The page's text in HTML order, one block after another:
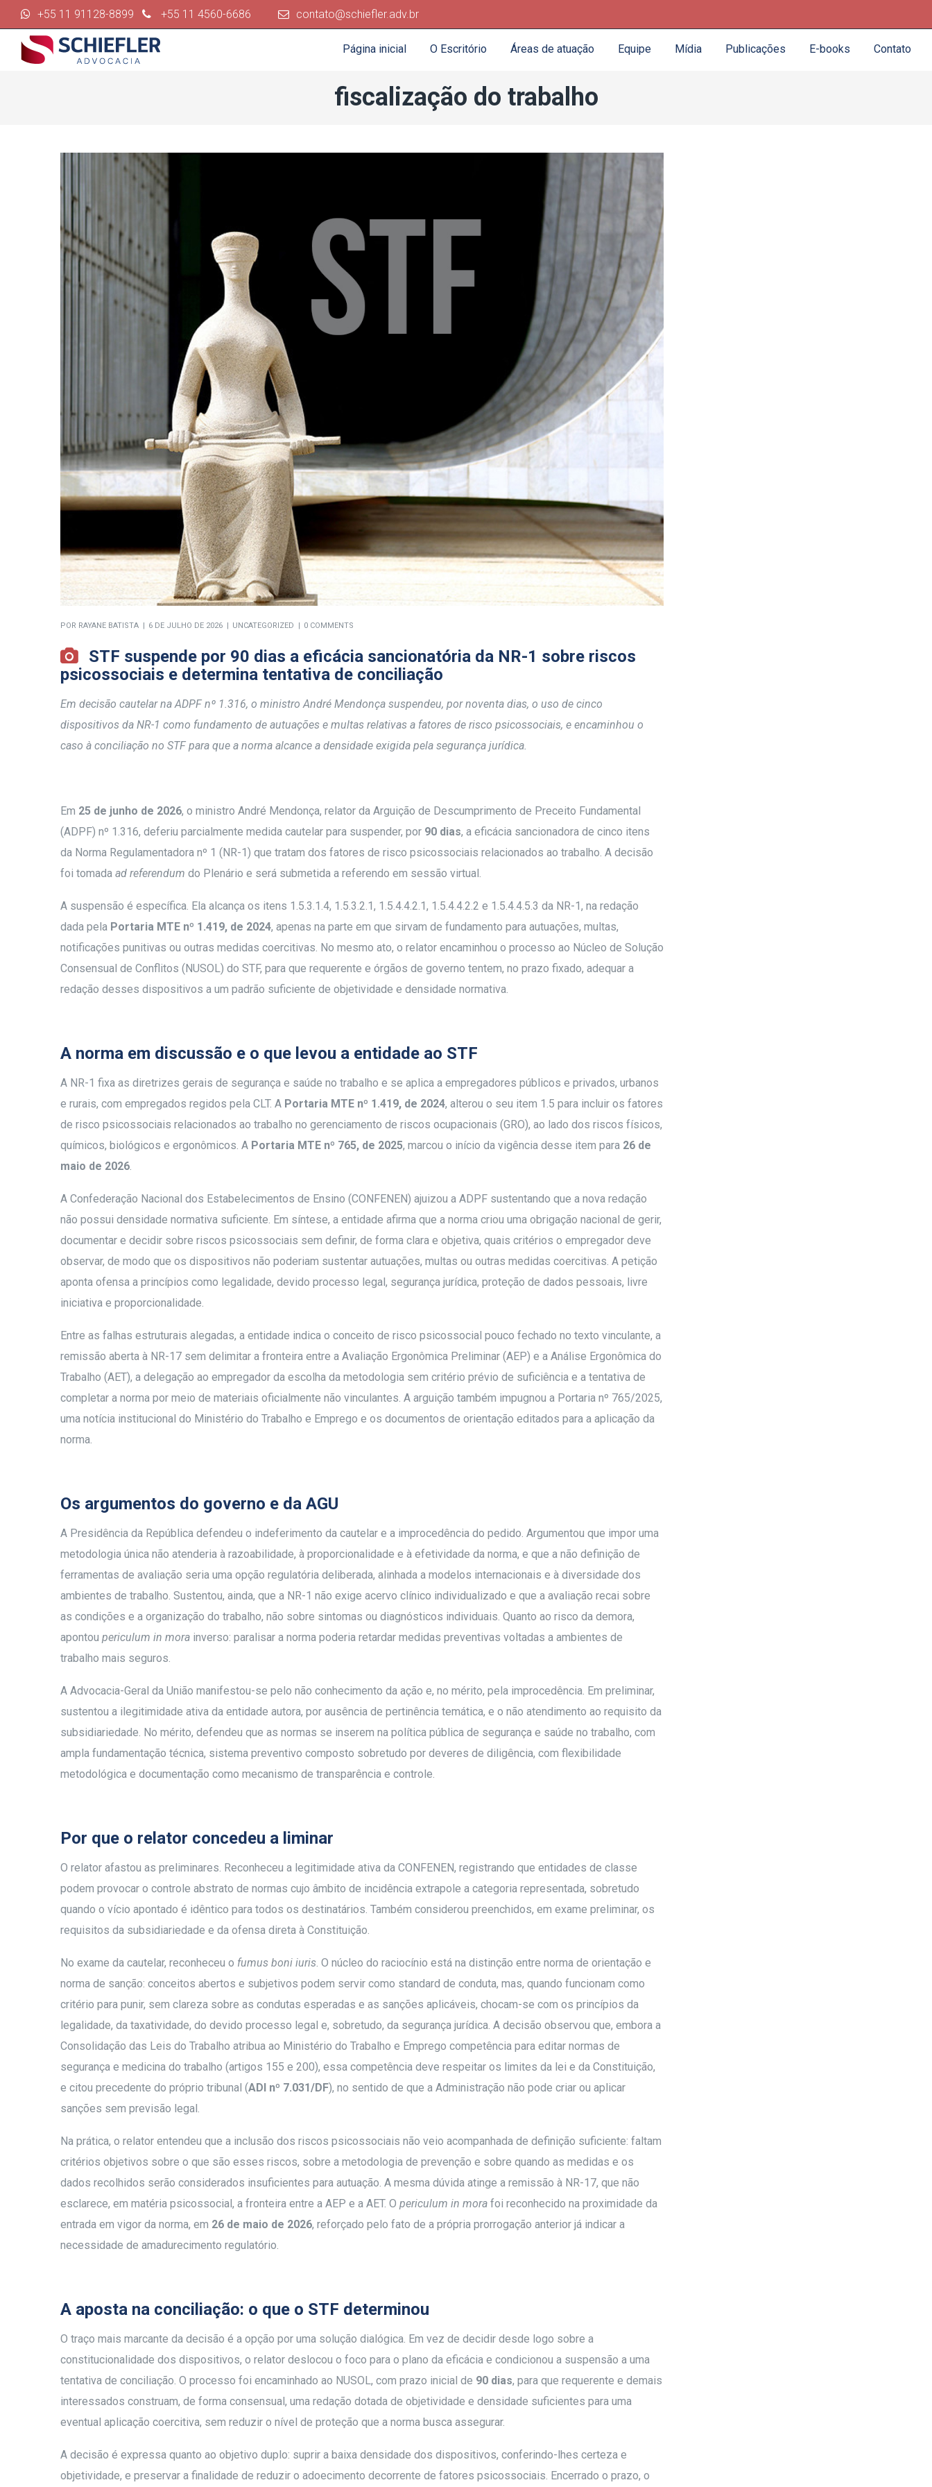
+55 11 91128-8899 +55 11 4560-6686 contato@schiefler.adv.br
Página inicial O Escritório Áreas de atuação Equipe Mídia Publicações E-books Contato
fiscalização do trabalho
POR RAYANE BATISTA 6 DE JULHO DE 2026 UNCATEGORIZED 0 COMMENTS
STF suspende por 90 dias a eficácia sancionatória da NR-1 sobre riscos
psicossociais e determina tentativa de conciliação
Em decisão cautelar na ADPF nº 1.316, o ministro André Mendonça suspendeu, por noventa dias, o uso de cinco
dispositivos da NR-1 como fundamento de autuações e multas relativas a fatores de risco psicossociais, e encaminhou o
caso à conciliação no STF para que a norma alcance a densidade exigida pela segurança jurídica.
Em 25 de junho de 2026, o ministro André Mendonça, relator da Arguição de Descumprimento de Preceito Fundamental
(ADPF) nº 1.316, deferiu parcialmente medida cautelar para suspender, por 90 dias, a eficácia sancionadora de cinco itens
da Norma Regulamentadora nº 1 (NR-1) que tratam dos fatores de risco psicossociais relacionados ao trabalho. A decisão
foi tomada ad referendum do Plenário e será submetida a referendo em sessão virtual.
A suspensão é específica. Ela alcança os itens 1.5.3.1.4, 1.5.3.2.1, 1.5.4.4.2.1, 1.5.4.4.2.2 e 1.5.4.4.5.3 da NR-1, na redação
dada pela Portaria MTE nº 1.419, de 2024, apenas na parte em que sirvam de fundamento para autuações, multas,
notificações punitivas ou outras medidas coercitivas. No mesmo ato, o relator encaminhou o processo ao Núcleo de Solução
Consensual de Conflitos (NUSOL) do STF, para que requerente e órgãos de governo tentem, no prazo fixado, adequar a
redação desses dispositivos a um padrão suficiente de objetividade e densidade normativa.
A norma em discussão e o que levou a entidade ao STF
A NR-1 fixa as diretrizes gerais de segurança e saúde no trabalho e se aplica a empregadores públicos e privados, urbanos
e rurais, com empregados regidos pela CLT. A Portaria MTE nº 1.419, de 2024, alterou o seu item 1.5 para incluir os fatores
de risco psicossociais relacionados ao trabalho no gerenciamento de riscos ocupacionais (GRO), ao lado dos riscos físicos,
químicos, biológicos e ergonômicos. A Portaria MTE nº 765, de 2025, marcou o início da vigência desse item para 26 de
maio de 2026
A Confederação Nacional dos Estabelecimentos de Ensino (CONFENEN) ajuizou a ADPF sustentando que a nova redação
não possui densidade normativa suficiente. Em síntese, a entidade afirma que a norma criou uma obrigação nacional de gerir,
documentar e decidir sobre riscos psicossociais sem definir, de forma clara e objetiva, quais critérios o empregador deve
observar, de modo que os dispositivos não poderiam sustentar autuações, multas ou outras medidas coercitivas. A petição
aponta ofensa a princípios como legalidade, devido processo legal, segurança jurídica, proteção de dados pessoais, livre
iniciativa e proporcionalidade.
Entre as falhas estruturais alegadas, a entidade indica o conceito de risco psicossocial pouco fechado no texto vinculante, a
remissão aberta à NR-17 sem delimitar a fronteira entre a Avaliação Ergonômica Preliminar (AEP) e a Análise Ergonômica do
Trabalho (AET), a delegação ao empregador da escolha da metodologia sem critério prévio de suficiência e a tentativa de
completar a norma por meio de materiais oficialmente não vinculantes. A arguição também impugnou a Portaria nº 765/2025,
uma notícia institucional do Ministério do Trabalho e Emprego e os documentos de orientação editados para a aplicação da
norma.
Os argumentos do governo e da AGU
A Presidência da República defendeu o indeferimento da cautelar e a improcedência do pedido. Argumentou que impor uma
metodologia única não atenderia à razoabilidade, à proporcionalidade e à efetividade da norma, e que a não definição de
ferramentas de avaliação seria uma opção regulatória deliberada, alinhada a modelos internacionais e à diversidade dos
ambientes de trabalho. Sustentou, ainda, que a NR-1 não exige acervo clínico individualizado e que a avaliação recai sobre
as condições e a organização do trabalho, não sobre sintomas ou diagnósticos individuais. Quanto ao risco da demora,
apontou periculum in mora inverso: paralisar a norma poderia retardar medidas preventivas voltadas a ambientes de
trabalho mais seguros.
A Advocacia-Geral da União manifestou-se pelo não conhecimento da ação e, no mérito, pela improcedência. Em preliminar,
sustentou a ilegitimidade ativa da entidade autora, por ausência de pertinência temática, e o não atendimento ao requisito da
subsidiariedade. No mérito, defendeu que as normas se inserem na política pública de segurança e saúde no trabalho, com
ampla fundamentação técnica, sistema preventivo composto sobretudo por deveres de diligência, com flexibilidade
metodológica e documentação como mecanismo de transparência e controle.
Por que o relator concedeu a liminar
O relator afastou as preliminares. Reconheceu a legitimidade ativa da CONFENEN, registrando que entidades de classe
podem provocar o controle abstrato de normas cujo âmbito de incidência extrapole a categoria representada, sobretudo
quando o vício apontado é idêntico para todos os destinatários. Também considerou preenchidos, em exame preliminar, os
requisitos da subsidiariedade e da ofensa direta à Constituição.
No exame da cautelar, reconheceu o fumus boni iuris . O núcleo do raciocínio está na distinção entre norma de orientação e
norma de sanção: conceitos abertos e subjetivos podem servir como standard de conduta, mas, quando funcionam como
critério para punir, sem clareza sobre as condutas esperadas e as sanções aplicáveis, chocam-se com os princípios da
legalidade, da taxatividade, do devido processo legal e, sobretudo, da segurança jurídica. A decisão observou que, embora a
Consolidação das Leis do Trabalho atribua ao Ministério do Trabalho e Emprego competência para editar normas de
segurança e medicina do trabalho (artigos 155 e 200), essa competência deve respeitar os limites da lei e da Constituição,
e citou precedente do próprio tribunal (ADI nº 7.031/DF), no sentido de que a Administração não pode criar ou aplicar
sanções sem previsão legal.
Na prática, o relator entendeu que a inclusão dos riscos psicossociais não veio acompanhada de definição suficiente: faltam
critérios objetivos sobre o que são esses riscos, sobre a metodologia de prevenção e sobre quando as medidas e os
dados recolhidos serão considerados insuficientes para autuação. A mesma dúvida atinge a remissão à NR-17, que não
esclarece, em matéria psicossocial, a fronteira entre a AEP e a AET. O periculum in mora foi reconhecido na proximidade da
entrada em vigor da norma, em 26 de maio de 2026, reforçado pelo fato de a própria prorrogação anterior já indicar a
necessidade de amadurecimento regulatório.
A aposta na conciliação: o que o STF determinou
O traço mais marcante da decisão é a opção por uma solução dialógica. Em vez de decidir desde logo sobre a
constitucionalidade dos dispositivos, o relator deslocou o foco para o plano da eficácia e condicionou a suspensão a uma
tentativa de conciliação. O processo foi encaminhado ao NUSOL, com prazo inicial de 90 dias, para que requerente e demais
interessados construam, de forma consensual, uma redação dotada de objetividade e densidade suficientes para uma
eventual aplicação coercitiva, sem reduzir o nível de proteção que a norma busca assegurar.
A decisão é expressa quanto ao objetivo duplo: suprir a baixa densidade dos dispositivos, conferindo-lhes certeza e
objetividade, e preservar a finalidade de reduzir o adoecimento decorrente de fatores psicossociais. Encerrado o prazo, o